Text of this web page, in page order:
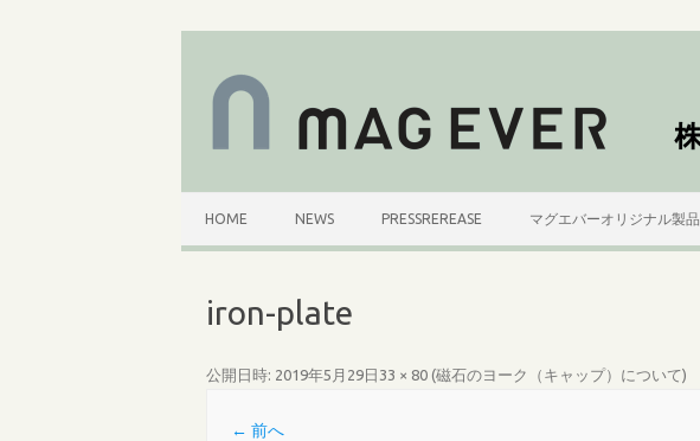
コ
HOME NEWS PRESSREREASE マグエバーオリジナル製品
iron-plate
公開日時: 2019年5月29日 33 × 80(磁石のヨーク（キャップ）について)
← 前へ